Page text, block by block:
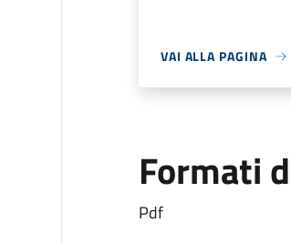
VAI ALLA PAGINA
Formati
Pdf